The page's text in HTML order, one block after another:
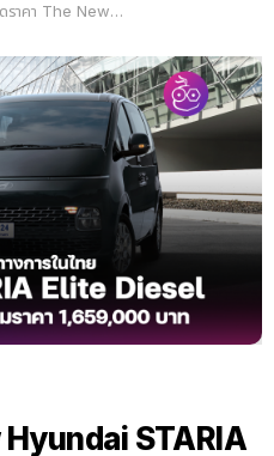
Hyundai STARIA Elite Diesel 2.2 Turbo EURO5 รุ่นย่อยใหม่ อย่างเป็นทางการ พร้อมราคา 1,659,000 บาท
Hyundai STARIA